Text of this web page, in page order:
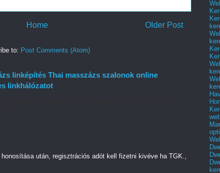
Older Post
Home
to: Post Comments (Atom)
linképítés Thai masszázs szalonok online
linkhálózatot
után, regisztrációs adót kell fizetni kivéve ha TGK.,